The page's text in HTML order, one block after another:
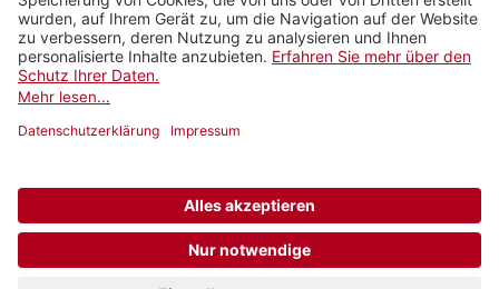
Impressum
Rechtliches
Netiquette
Newsletter abonnieren